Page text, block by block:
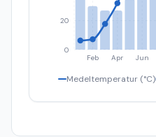
Feb Apr Jun
0
20
Medeltemperatur (°C)